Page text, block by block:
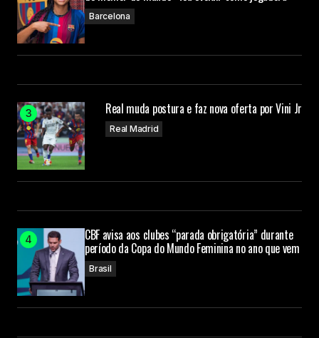
Barcelona
Real muda postura e faz nova oferta por Vini Jr
Real Madrid
CBF avisa aos clubes “parada obrigatória” durante
período da Copa do Mundo Feminina no ano que vem
Brasil